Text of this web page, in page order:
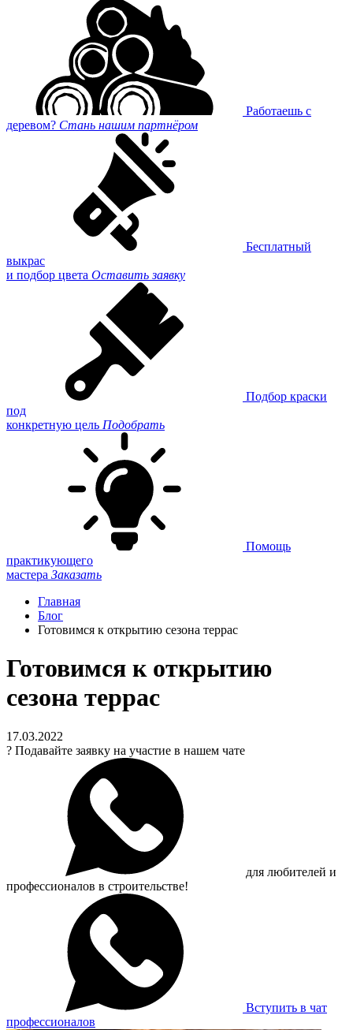
Работаешь с
деревом? Стань нашим партнёром
Бесплатный
выкрас
и подбор цвета Оставить заявку
Подбор краски
под
конкретную цель Подобрать
Помощь
практикующего
мастера Заказать
Главная
Блог
Готовимся к открытию сезона террас
Готовимся к открытию
сезона террас
17.03.2022
? Подавайте заявку на участие в нашем чате
для любителей и
профессионалов в строительстве!
Вступить в чат
профессионалов